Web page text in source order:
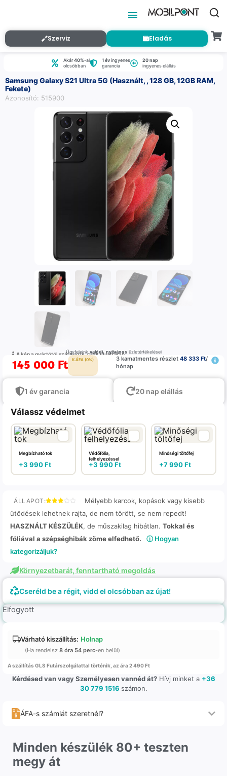
Szerviz Eladás
Akár40%-al
olcsóbban
1 évingyenes
garancia
20 nap
ingyenes elállás
Samsung Galaxy S21 Ultra 5G (Használt, , 128 GB, 12GB RAM,
Fekete)
Azonosító: 515900
A kép a gyártótól származik, csak illustráció
Ügyfeleinkvalódi,nyilvánosüzletértékelései
145 000 Ft K.ÁFA (0%) 3 kamatmentes részlet 48 333 Ft/
hónap
1 év garancia 20 nap elállás
Válassz védelmet
Megbízható tok
+3 990Ft
Védőfólia,
felhelyezéssel
+3 990Ft
Minőségi töltőfej
+7 990Ft
ÁLLAPOT:
Mélyebb karcok, kopások vagy kisebb
ütődések lehetnek rajta, de nem törött, se nem repedt!
HASZNÁLT KÉSZÜLÉK, de műszakilag hibátlan. Tokkal és
fóliával a szépséghibák zöme elfedhető.
ⓘ Hogyan
kategorizáljuk?
Környezetbarát, fenntartható megoldás
Cseréld be a régit, vidd el olcsóbban az újat!
Elfogyott
Várható kiszállítás: Holnap
(Ha rendelsz 8 óra 54 perc-en belül)
A szállítás GLS Futárszolgálattal történik, az ára 2 490 Ft
Kérdésed van vagy Személyesen vannéd át?Hívj minket a +36
30 779 1516 számon.
ÁFA-s számlát szeretnél?
Minden készülék 80+ teszten
megy át